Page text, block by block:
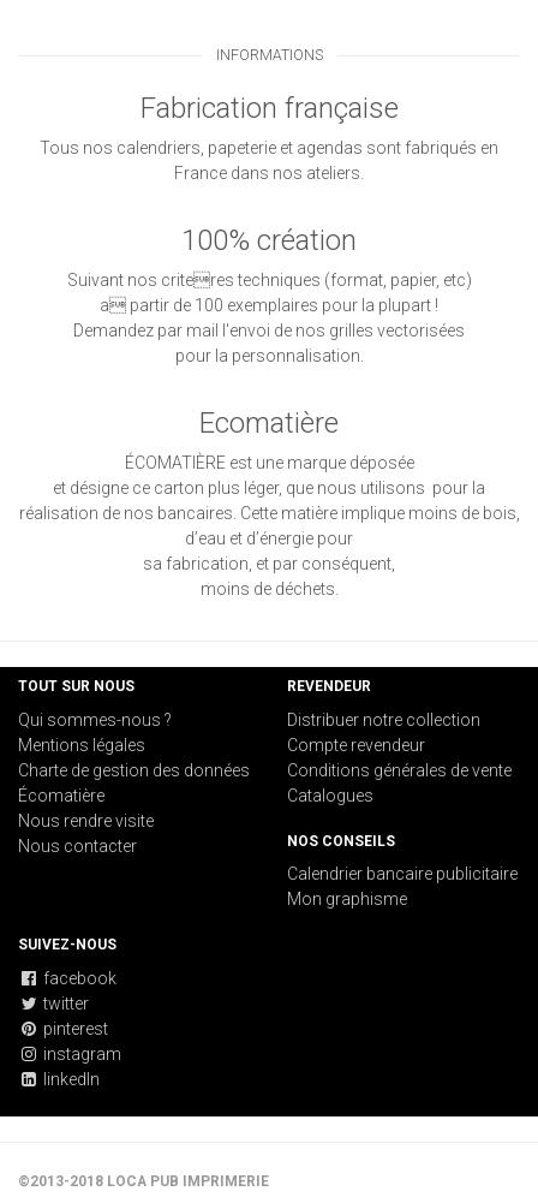
INFORMATIONS
Fabrication française
Tous nos calendriers, papeterie et agendas sont fabriqués en
France dans nos ateliers.
100% création
Suivant nos criteres techniques (format, papier, etc)
a partir de 100 exemplaires pour la plupart !
Demandez par mail l'envoi de nos grilles vectorisées
pour la personnalisation.
Ecomatière
ÉCOMATIÈRE est une marque déposée
et désigne ce carton plus léger, que nous utilisons pour la
réalisation de nos bancaires. Cette matière implique moins de bois,
d’eau et d’énergie pour
sa fabrication, et par conséquent,
moins de déchets.
TOUT SUR NOUS
Qui sommes-nous ?
Mentions légales
Charte de gestion des données
Écomatière
Nous rendre visite
Nous contacter
REVENDEUR
Distribuer notre collection
Compte revendeur
Conditions générales de vente
Catalogues
NOS CONSEILS
Calendrier bancaire publicitaire
Mon graphisme
SUIVEZ-NOUS
facebook
twitter
pinterest
instagram
linkedIn
©2013-2018 LOCA PUB IMPRIMERIE